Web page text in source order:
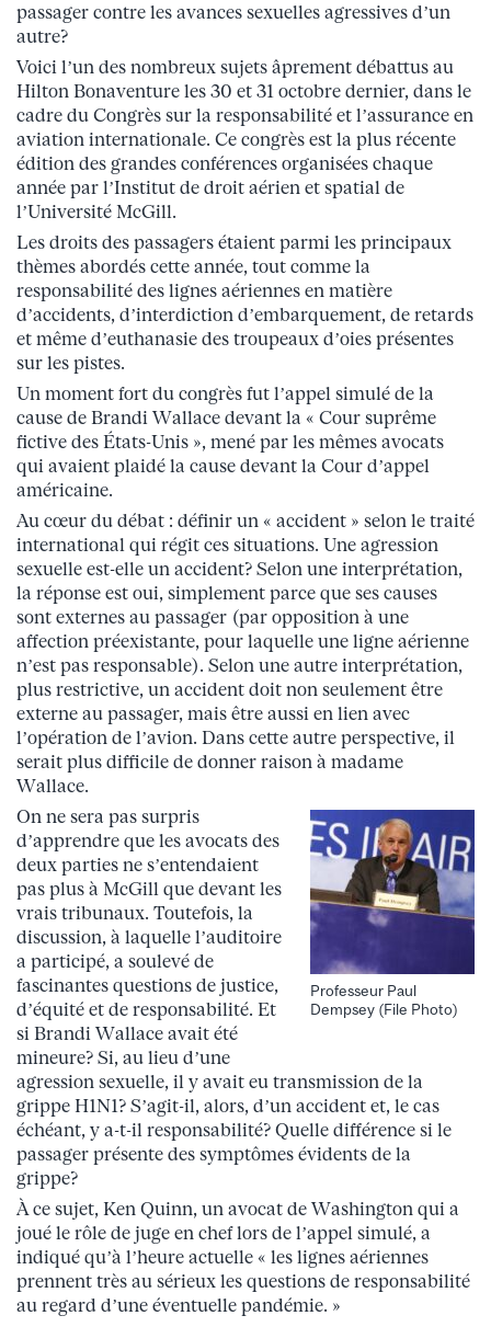
passager contre les avances sexuelles agressives d’un
autre?
Voici l’un des nombreux sujets âprement débattus au
Hilton Bonaventure les 30 et 31 octobre dernier, dans le
cadre du Congrès sur la responsabilité et l’assurance en
aviation internationale. Ce congrès est la plus récente
édition des grandes conférences organisées chaque
année par l’Institut de droit aérien et spatial de
l’Université McGill.
Les droits des passagers étaient parmi les principaux
thèmes abordés cette année, tout comme la
responsabilité des lignes aériennes en matière
d’accidents, d’interdiction d’embarquement, de retards
et même d’euthanasie des troupeaux d’oies présentes
sur les pistes.
Un moment fort du congrès fut l’appel simulé de la
cause de Brandi Wallace devant la « Cour suprême
fictive des États-Unis », mené par les mêmes avocats
qui avaient plaidé la cause devant la Cour d’appel
américaine.
Au cœur du débat : définir un « accident » selon le traité
international qui régit ces situations. Une agression
sexuelle est-elle un accident? Selon une interprétation,
la réponse est oui, simplement parce que ses causes
sont externes au passager (par opposition à une
affection préexistante, pour laquelle une ligne aérienne
n’est pas responsable). Selon une autre interprétation,
plus restrictive, un accident doit non seulement être
externe au passager, mais être aussi en lien avec
l’opération de l’avion. Dans cette autre perspective, il
serait plus difficile de donner raison à madame
Wallace.
Professeur Paul
Dempsey (File Photo)
On ne sera pas surpris
d’apprendre que les avocats des
deux parties ne s’entendaient
pas plus à McGill que devant les
vrais tribunaux. Toutefois, la
discussion, à laquelle l’auditoire
a participé, a soulevé de
fascinantes questions de justice,
d’équité et de responsabilité. Et
si Brandi Wallace avait été
mineure? Si, au lieu d’une
agression sexuelle, il y avait eu transmission de la
grippe H1N1? S’agit-il, alors, d’un accident et, le cas
échéant, y a-t-il responsabilité? Quelle différence si le
passager présente des symptômes évidents de la
grippe?
À ce sujet, Ken Quinn, un avocat de Washington qui a
joué le rôle de juge en chef lors de l’appel simulé, a
indiqué qu’à l’heure actuelle « les lignes aériennes
prennent très au sérieux les questions de responsabilité
au regard d’une éventuelle pandémie. »